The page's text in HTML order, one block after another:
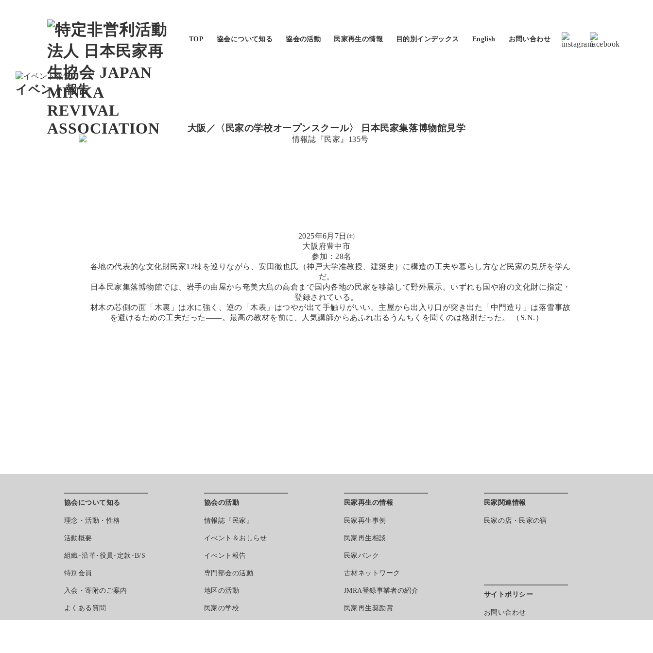
TOP 協会について知る 協会の活動 民家再生の情報 目的別インデックス English お問い合わせ
イベント報告
大阪／〈民家の学校オープンスクール〉 日本民家集落博物館見学
2025年6月7日㈯
大阪府豊中市
参加：28名
各地の代表的な文化財民家12棟を巡りながら、安田徹也氏（神戸大学准教授、建築史）に構造の工夫や暮らし方など民家の見所を学ん
だ。
日本民家集落博物館では、岩手の曲屋から奄美大島の高倉まで国内各地の民家を移築して野外展示。いずれも国や府の文化財に指定・
登録されている。
材木の芯側の面「木裏」は水に強く、逆の「木表」はつやが出て手触りがいい。主屋から出入り口が突き出た「中門造り」は落雪事故
を避けるための工夫だった――。最高の教材を前に、人気講師からあふれ出るうんちくを聞くのは格別だった。 （S.N.）
協会について知る
理念・活動・性格
活動概要
組織･沿革･役員･定款･B/S
特別会員
入会・寄附のご案内
よくある質問
協会の活動
情報誌『民家』
イべント＆おしらせ
イべント報告
専門部会の活動
地区の活動
民家の学校
民家再生の情報
民家再生事例
民家再生相談
民家バンク
古材ネットワーク
JMRA登録事業者の紹介
民家再生奨励賞
民家関連情報
民家の店・民家の宿
サイトポリシー
お問い合わせ